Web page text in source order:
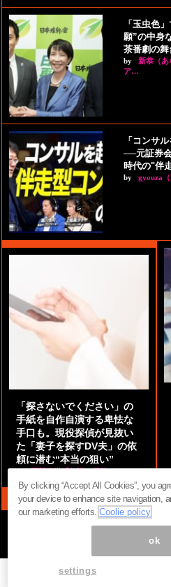
「玉虫色
願”の中身
茶番劇の舞
by
新恭（あ
ア…
「コンサ
──元証券
時代の"伴
by gyouza（
「探さないでください」の
手紙を自作自演する卑怯な
手口も。現役探偵が見抜い
た「妻子を探すDV夫」の依
頼に潜む“本当の狙い”
by 阿部泰尚『伝説の探偵』
ページ内の商標は全て商標権者に属し
まぐまぐ！
By clicking “Accept All Cookies”, you
your device to enhance site navigation,
our marketing efforts.Coolie policy
ok
settings